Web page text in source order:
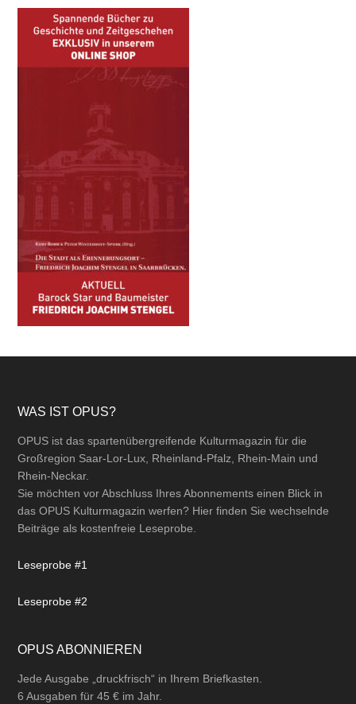
Footer
WAS IST OPUS?
OPUS ist das spartenübergreifende Kulturmagazin für die
Großregion Saar-Lor-Lux, Rheinland-Pfalz, Rhein-Main und
Rhein-Neckar.
Sie möchten vor Abschluss Ihres Abonnements einen Blick in
das OPUS Kulturmagazin werfen? Hier finden Sie wechselnde
Beiträge als kostenfreie Leseprobe.
Leseprobe #1
Leseprobe #2
OPUS ABONNIEREN
Jede Ausgabe „druckfrisch“ in Ihrem Briefkasten.
6 Ausgaben für 45 € im Jahr.